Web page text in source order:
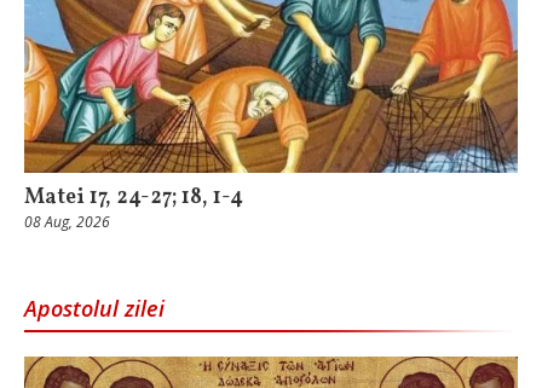
Matei 17, 24-27; 18, 1-4
08 Aug, 2026
Apostolul zilei